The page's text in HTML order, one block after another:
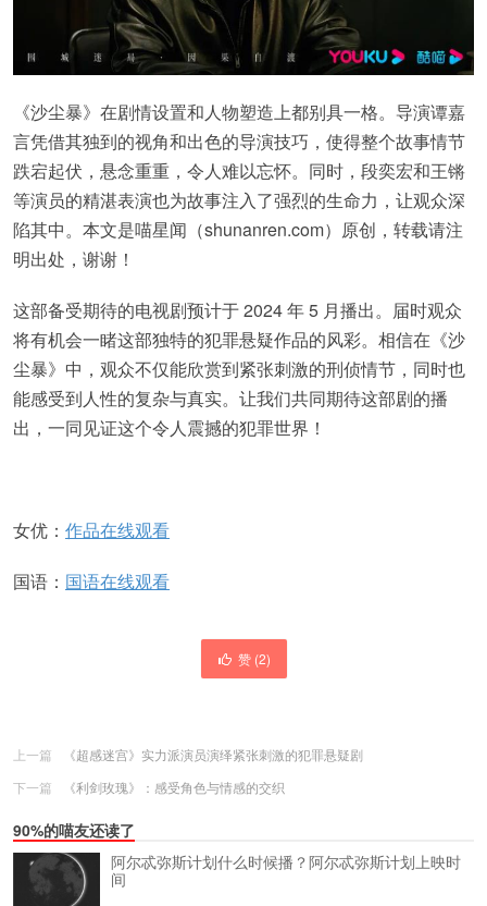
《沙尘暴》在剧情设置和人物塑造上都别具一格。导演谭嘉
言凭借其独到的视角和出色的导演技巧，使得整个故事情节
跌宕起伏，悬念重重，令人难以忘怀。同时，段奕宏和王锵
等演员的精湛表演也为故事注入了强烈的生命力，让观众深
陷其中。本文是喵星闻（shunanren.com）原创，转载请注
明出处，谢谢！
这部备受期待的电视剧预计于 2024 年 5 月播出。届时观众
将有机会一睹这部独特的犯罪悬疑作品的风彩。相信在《沙
尘暴》中，观众不仅能欣赏到紧张刺激的刑侦情节，同时也
能感受到人性的复杂与真实。让我们共同期待这部剧的播
出，一同见证这个令人震撼的犯罪世界！
女优： 作品在线观看
国语： 国语在线观看
赞 (2)
上一篇
《超感迷宫》实力派演员演绎紧张刺激的犯罪悬疑剧
下一篇
《利剑玫瑰》：感受角色与情感的交织
90%的喵友还读了
阿尔忒弥斯计划什么时候播？阿尔忒弥斯计划上映时
间